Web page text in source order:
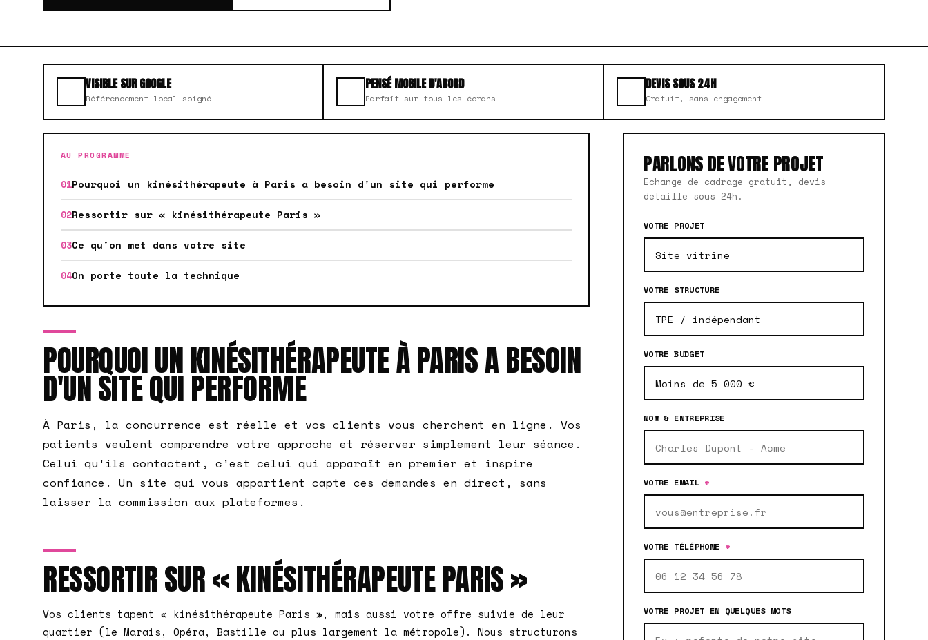
VISIBLE SUR GOOGLE
Référencement local soigné
PENSÉ MOBILE D'ABORD
Parfait sur tous les écrans
DEVIS SOUS 24H
Gratuit, sans engagement
AU PROGRAMME
Pourquoi un kinésithérapeute à Paris a besoin d'un site qui performe
Ressortir sur « kinésithérapeute Paris »
Ce qu'on met dans votre site
On porte toute la technique
POURQUOI UN KINÉSITHÉRAPEUTE À PARIS A BESOIN
D'UN SITE QUI PERFORME
À Paris, la concurrence est réelle et vos clients vous cherchent en ligne. Vos
patients veulent comprendre votre approche et réserver simplement leur séance.
Celui qu'ils contactent, c'est celui qui apparaît en premier et inspire
confiance. Un site qui vous appartient capte ces demandes en direct, sans
laisser la commission aux plateformes.
RESSORTIR SUR « KINÉSITHÉRAPEUTE PARIS »
Vos clients tapent « kinésithérapeute Paris », mais aussi votre offre suivie de leur
quartier (le Marais, Opéra, Bastille ou plus largement la métropole). Nous structurons
PARLONS DE VOTRE PROJET
Échange de cadrage gratuit, devis
détaillé sous 24h.
VOTRE PROJET
VOTRE STRUCTURE
VOTRE BUDGET
NOM & ENTREPRISE
VOTRE EMAIL *
VOTRE TÉLÉPHONE *
VOTRE PROJET EN QUELQUES MOTS